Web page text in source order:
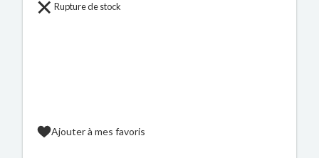
Rupture de stock
Ajouter à mes favoris